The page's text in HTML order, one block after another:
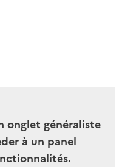
onglet généraliste
à un panel